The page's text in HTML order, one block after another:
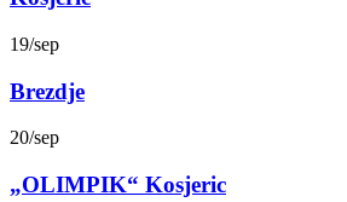
19/sep
Brezdje
20/sep
„OLIMPIK“ Kosjeric